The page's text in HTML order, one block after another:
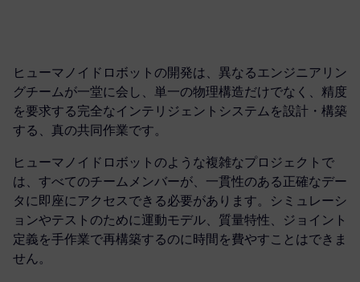
ヒューマノイドロボットの開発は、異なるエンジニアリン
グチームが一堂に会し、単一の物理構造だけでなく、精度
を要求する完全なインテリジェントシステムを設計・構築
する、真の共同作業です。
ヒューマノイドロボットのような複雑なプロジェクトで
は、すべてのチームメンバーが、一貫性のある正確なデー
タに即座にアクセスできる必要があります。シミュレーシ
ョンやテストのために運動モデル、質量特性、ジョイント
定義を手作業で再構築するのに時間を費やすことはできま
せん。